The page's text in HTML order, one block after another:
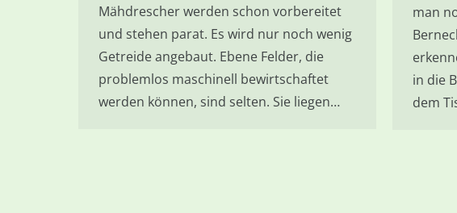
Mähdrescher werden schon vorbereitet
und stehen parat. Es wird nur noch wenig
Getreide angebaut. Ebene Felder, die
problemlos maschinell bewirtschaftet
werden können, sind selten. Sie liegen…
man
in die
dem